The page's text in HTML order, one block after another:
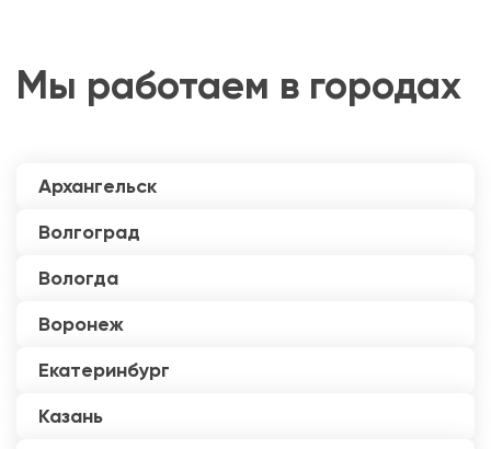
Мы работаем в городах
Архангельск
Волгоград
Вологда
Воронеж
Екатеринбург
Казань